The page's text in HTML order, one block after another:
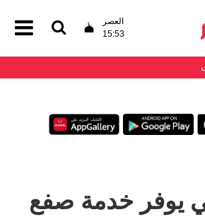
العصر
15:53
يوفر خدمة صفع